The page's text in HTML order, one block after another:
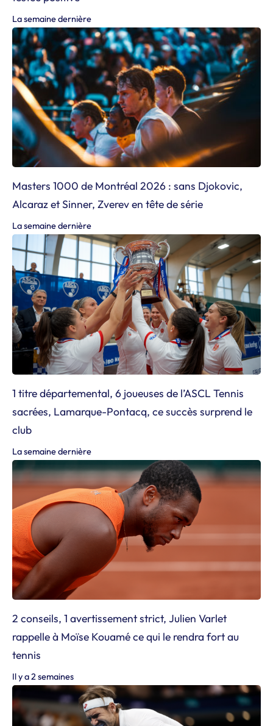
La semaine dernière
Masters 1000 de Montréal 2026 : sans Djokovic,
Alcaraz et Sinner, Zverev en tête de série
La semaine dernière
1 titre départemental, 6 joueuses de l’ASCL Tennis
sacrées, Lamarque-Pontacq, ce succès surprend le
club
La semaine dernière
2 conseils, 1 avertissement strict, Julien Varlet
rappelle à Moïse Kouamé ce qui le rendra fort au
tennis
Il y a 2 semaines